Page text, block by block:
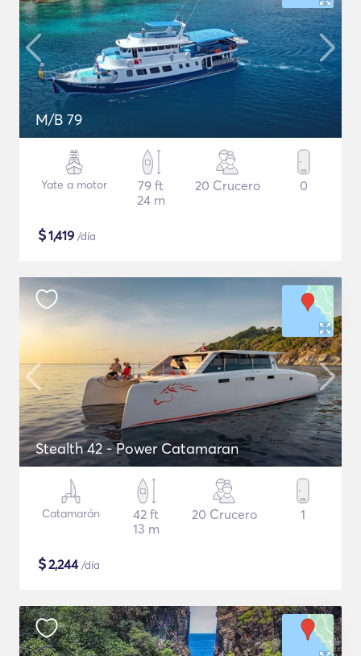
M/B 79
Yate a motor
79 ft
24 m
20 Crucero 0
$1,419 /día
Stealth 42 - Power Catamaran
Catamarán
42 ft
13 m
20 Crucero 1
$2,244/día